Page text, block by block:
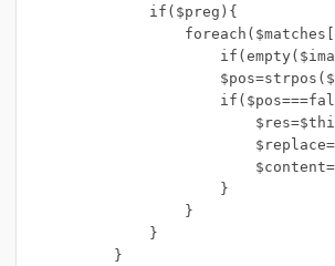
            if($preg){
                    }
                }
            }
        }